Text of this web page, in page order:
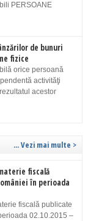
PERSOANE
de bunuri
fizice
orice persoană
activităţi
acestor
... Vezi mai multe >
fiscală
în perioada
fiscală publicate
02.10.2015 –